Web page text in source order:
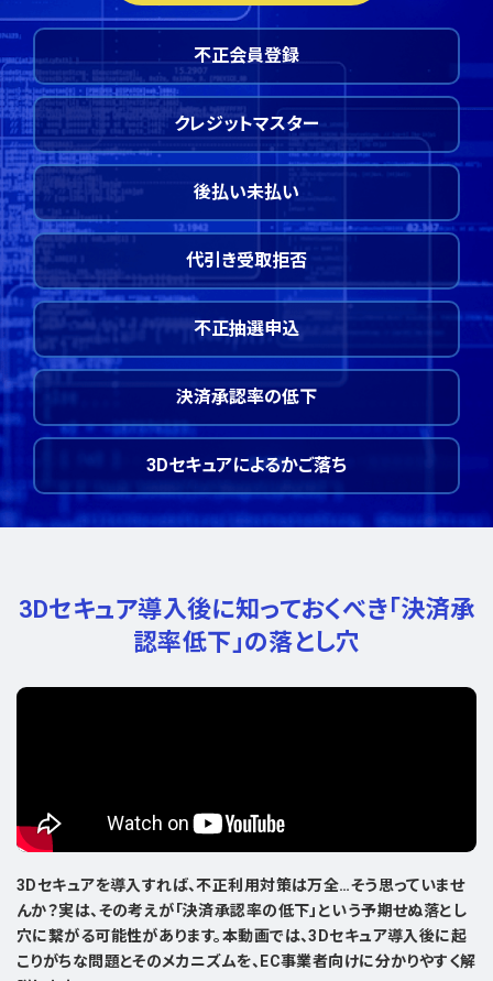
不正会員登録
クレジットマスター
後払い未払い
代引き受取拒否
不正抽選申込
決済承認率の低下
3Dセキュアによるかご落ち
3Dセキュア導入後に知っておくべき「決済承
認率低下」の落とし穴
3Dセキュアを導入すれば、不正利用対策は万全…そう思っていませ
んか？実は、その考えが「決済承認率の低下」という予期せぬ落とし
穴に繋がる可能性があります。本動画では、3Dセキュア導入後に起
こりがちな問題とそのメカニズムを、EC事業者向けに分かりやすく解